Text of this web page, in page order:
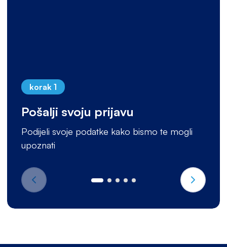
korak 1
Pošalji svoju prijavu
Podijeli svoje podatke kako bismo te mogli
upoznati